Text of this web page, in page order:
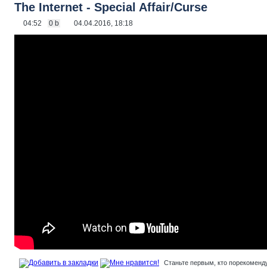
The Internet - Special Affair/Curse
04:52 0 b 04.04.2016, 18:18
Станьте первым, кто